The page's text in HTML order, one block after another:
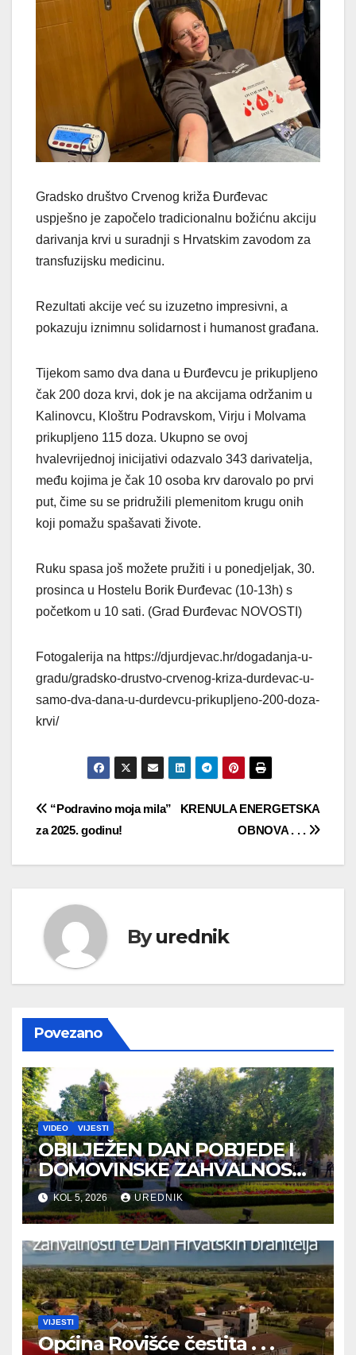
Gradsko društvo Crvenog križa Đurđevac
uspješno je započelo tradicionalnu božićnu akciju
darivanja krvi u suradnji s Hrvatskim zavodom za
transfuzijsku medicinu.
Rezultati akcije već su izuzetno impresivni, a
pokazuju iznimnu solidarnost i humanost građana.
Tijekom samo dva dana u Đurđevcu je prikupljeno
čak 200 doza krvi, dok je na akcijama održanim u
Kalinovcu, Kloštru Podravskom, Virju i Molvama
prikupljeno 115 doza. Ukupno se ovoj
hvalevrijednoj inicijativi odazvalo 343 darivatelja,
među kojima je čak 10 osoba krv darovalo po prvi
put, čime su se pridružili plemenitom krugu onih
koji pomažu spašavati živote.
Ruku spasa još možete pružiti i u ponedjeljak, 30.
prosinca u Hostelu Borik Đurđevac (10-13h) s
početkom u 10 sati. (Grad Đurđevac NOVOSTI)
Fotogalerija na https://djurdjevac.hr/dogadanja-u-
gradu/gradsko-drustvo-crvenog-kriza-durdevac-u-
samo-dva-dana-u-durdevcu-prikupljeno-200-doza-
krvi/
Navigacija
objava
KRENULA ENERGETSKA
OBNOVA . . .
“Podravino moja mila”
za 2025. godinu!
Byurednik
Povezano
VIDEO VIJESTI
OBILJEŽEN DAN POBJEDE I
DOMOVINSKE ZAHVALNOSTI
TE DAN HRVATSKIH
BRANITELJA
KOL 5, 2026 UREDNIK
VIJESTI
Općina Rovišće čestita . . .